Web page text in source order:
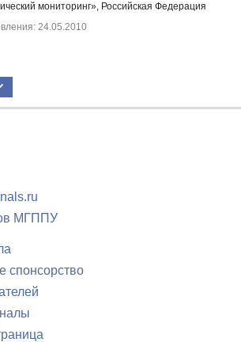
мониторинг», Российская Федерация
24.05.2010
МГППУ
спонсорство